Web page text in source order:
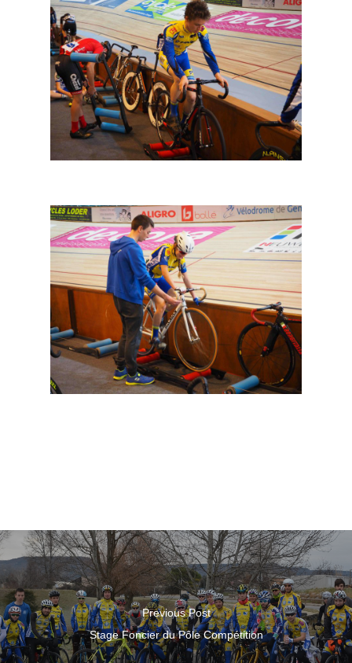
Previous Post
Stage Foncier du Pôle Compétition